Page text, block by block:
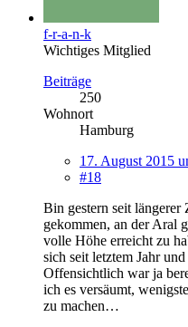
f-r-a-n-k
Wichtiges Mitglied
Beiträge
250
Wohnort
Hamburg
17. August 2015
#18
Bin gestern seit
gekommen, an der Aral
volle Höhe erreicht zu
sich seit letztem Jahr
Offensichtlich war ja
ich es versäumt,
zu machen…